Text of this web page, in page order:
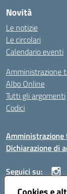
Novità
Le notizie
Le circolari
Calendario eventi
Amministrazione
Albo Online
Tutti gli argomenti
Codici
Dichiarazione di
Seguici su: